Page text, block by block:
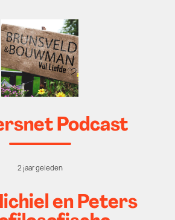
Podcast
2 jaar geleden
en Peters